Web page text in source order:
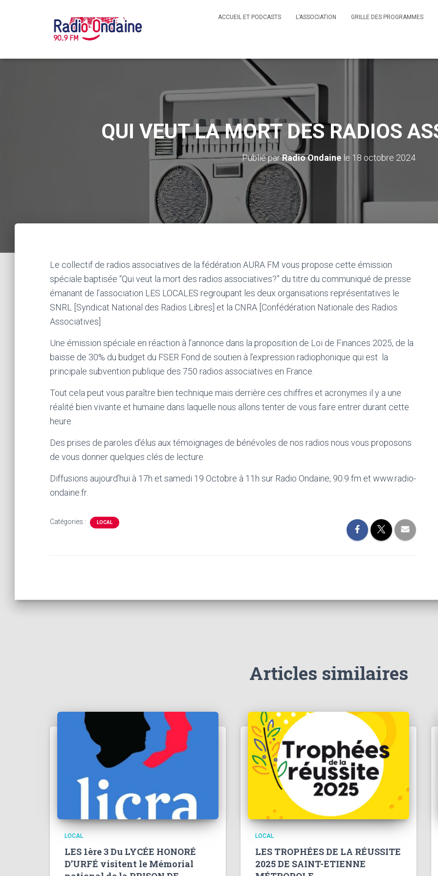
ACCUEIL ET PODCASTS L’ASSOCIATION GRILLE DES PROGRAMMES
QUI VEUT LA MORT DES RADIOS
Publié parRadio Ondainele 18 octobre 2024
Le collectif de radios associatives de la fédération AURA FM vous propose cette émission
spéciale baptisée “Qui veut la mort des radios associatives?” du titre du communiqué de presse
émanant de l’association LES LOCALES regroupant les deux organisations représentatives le
SNRL [Syndicat National des Radios Libres] et la CNRA [Confédération Nationale des Radios
Associatives]
Une émission spéciale en réaction à l’annonce dans la proposition de Loi de Finances 2025, de la
baisse de 30% du budget du FSER Fond de soutien à l’expression radiophonique qui est la
principale subvention publique des 750 radios associatives en France.
Tout cela peut vous paraître bien technique mais derrière ces chiffres et acronymes il y a une
réalité bien vivante et humaine dans laquelle nous allons tenter de vous faire entrer durant cette
heure.
Des prises de paroles d’élus aux témoignages de bénévoles de nos radios nous vous proposons
de vous donner quelques clés de lecture.
Diffusions aujourd’hui à 17h et samedi 19 Octobre à 11h sur Radio Ondaine, 90.9 fm et www.radio-
ondaine.fr.
Catégories : LOCAL
Articles similaires
LOCAL
LES 1ère 3 Du LYCÉE HONORÉ
D’URFÉ visitent le Mémorial
LOCAL
LES TROPHÉES DE LA RÉUSSITE
2025 DE SAINT-ETIENNE